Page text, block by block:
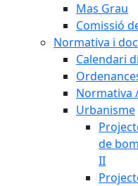
Mas Grau
Comissió
Normativa i
Calendari
Normativa
Urbanisme
de
II